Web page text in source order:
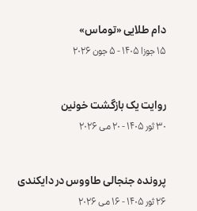
دام طلایی «توماس»
۱۵ جوزا ۱۴۰۵ - ۵ جون ۲۰۲۶
روایت یک بازگشت خونین
۳۰ ثور ۱۴۰۵ - ۲۰ می ۲۰۲۶
پرونده‌ جنجالی طاووس در دایکندی
۲۶ ثور ۱۴۰۵ - ۱۶ می ۲۰۲۶